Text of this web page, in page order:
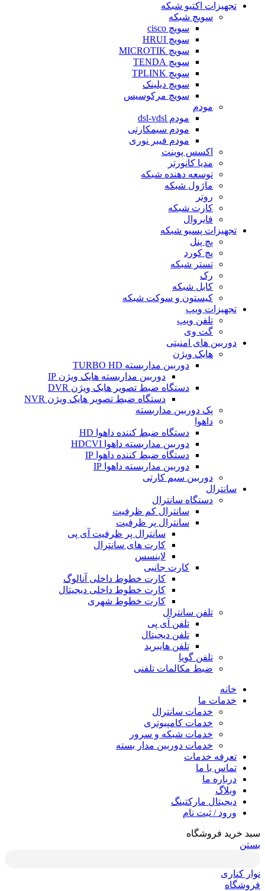
تجهیزات اکتیو شبکه
سویچ شبکه
سویچ cisco
سویچ HRUI
سویچ MICROTIK
سویچ TENDA
سویچ TPLINK
سویچ دیلینک
سویچ مرکوسیس
مودم
مودم dsl-vdsl
مودم سیمکارتی
مودم فیبر نوری
اکسس پوینت
مدیا کانورتر
توسعه دهنده شبکه
ماژول شبکه
روتر
کارت شبکه
فایروال
تجهیزات پسیو شبکه
پچ پنل
پچ کورد
تستر شبکه
رک
کابل شبکه
کیستون و سوکت شبکه
تجهیزات ویپ
تلفن ویپ
گت وی
دوربین های امنیتی
هایک ویژن
دوربین مداربسته TURBO HD
دوربین مداربسته هایک ویژن IP
دستگاه ضبط تصویر هایک ویژن DVR
دستگاه ضبط تصویر هایک ویژن NVR
پک دوربین مداربسته
داهوا
دستگاه ضبط کننده داهوا HD
دوربین مداربسته داهوا HDCVI
دستگاه ضبط کننده داهوا IP
دوربین مداربسته داهوا IP
دوربین سیم کارتی
سانترال
دستگاه سانترال
سانترال کم ظرفیت
سانترال پر ظرفیت
سانترال پر ظرفیت آی پی
کارت های سانترال
لاینسس
کارت جانبی
کارت خطوط داخلی آنالوگ
کارت خطوط داخلی دیجیتال
کارت خطوط شهری
تلفن سانترال
تلفن آی پی
تلفن دیجیتال
تلفن هایبرید
تلفن گویا
ضبط مکالمات تلفنی
خانه
خدمات ما
خدمات سانترال
خدمات کامپیوتری
خدمات شبکه و سرور
خدمات دوربین مدار بسته
تعرفه خدمات
تماس با ما
درباره ما
وبلاگ
دیجیتال مارکتینگ
ورود / ثبت نام
سبد خرید فروشگاه
بستن
نوار کناری
فروشگاه